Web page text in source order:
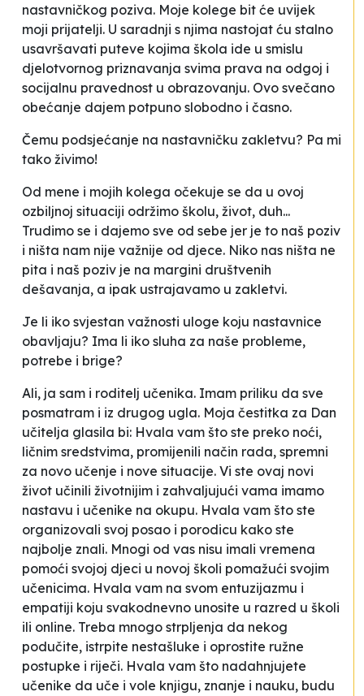
nastavničkog poziva. Moje kolege bit će uvijek
moji prijatelji. U saradnji s njima nastojat ću stalno
usavršavati puteve kojima škola ide u smislu
djelotvornog priznavanja svima prava na odgoj i
socijalnu pravednost u obrazovanju. Ovo svečano
obećanje dajem potpuno slobodno i časno.
Čemu podsjećanje na nastavničku zakletvu? Pa mi
tako živimo!
Od mene i mojih kolega očekuje se da u ovoj
ozbiljnoj situaciji održimo školu, život, duh...
Trudimo se i dajemo sve od sebe jer je to naš poziv
i ništa nam nije važnije od djece. Niko nas ništa ne
pita i naš poziv je na margini društvenih
dešavanja, a ipak ustrajavamo u zakletvi.
Je li iko svjestan važnosti uloge koju nastavnice
obavljaju? Ima li iko sluha za naše probleme,
potrebe i brige?
Ali, ja sam i roditelj učenika. Imam priliku da sve
posmatram i iz drugog ugla. Moja čestitka za Dan
učitelja glasila bi: Hvala vam što ste preko noći,
ličnim sredstvima, promijenili način rada, spremni
za novo učenje i nove situacije. Vi ste ovaj novi
život učinili životnijim i zahvaljujući vama imamo
nastavu i učenike na okupu. Hvala vam što ste
organizovali svoj posao i porodicu kako ste
najbolje znali. Mnogi od vas nisu imali vremena
pomoći svojoj djeci u novoj školi pomažući svojim
učenicima. Hvala vam na svom entuzijazmu i
empatiji koju svakodnevno unosite u razred u školi
ili online. Treba mnogo strpljenja da nekog
podučite, istrpite nestašluke i oprostite ružne
postupke i riječi. Hvala vam što nadahnjujete
učenike da uče i vole knjigu, znanje i nauku, budu